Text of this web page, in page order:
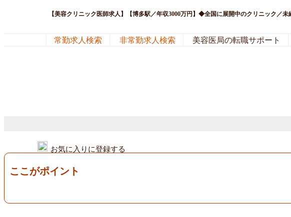
【美容クリニック医師求人】【博多駅／年収3000万円】◆全国に展開中のクリニック／
常勤求人検索 非常勤求人検索 美容医局の転職サポート
お気に入りに登録する
ここがポイント